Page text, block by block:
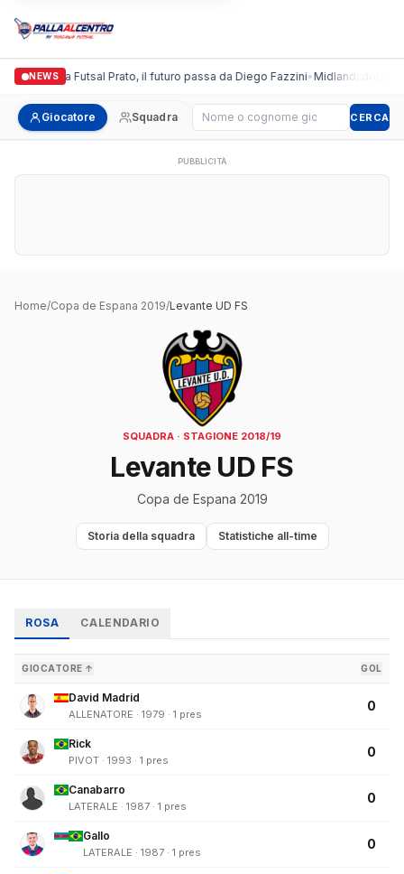
NEWS
Italgronda Futsal Prato, il futuro passa da Diego Fazzini•Midland, doppio
Giocatore Squadra Cerca giocatore CERCA
PUBBLICITÀ
Home/Copa de Espana 2019/Levante UD FS
SQUADRA · STAGIONE 2018/19
Levante UD FS
Copa de Espana 2019
Storia della squadra Statistiche all-time
ROSA CALENDARIO
GIOCATORE ↑ GOL
David Madrid
ALLENATORE · 1979 · 1 pres
0
Rick
PIVOT · 1993 · 1 pres
0
Canabarro
LATERALE · 1987 · 1 pres
0
Gallo
LATERALE · 1987 · 1 pres
0